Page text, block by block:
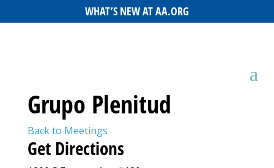
WHAT’S NEW AT AA.ORG
Grupo Plenitud
Back to Meetings
Get Directions